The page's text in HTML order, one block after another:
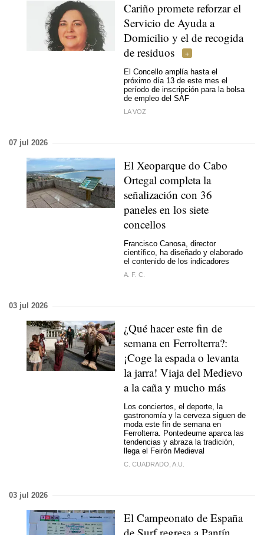
Cariño promete reforzar el
Servicio de Ayuda a
Domicilio y el de recogida
de residuos
El Concello amplía hasta el
próximo día 13 de este mes el
período de inscripción para la bolsa
de empleo del SAF
LA VOZ
07 jul 2026
El Xeoparque do Cabo
Ortegal completa la
señalización con 36
paneles en los siete
concellos
Francisco Canosa, director
científico, ha diseñado y elaborado
el contenido de los indicadores
A. F. C.
03 jul 2026
¿Qué hacer este fin de
semana en Ferrolterra?:
¡Coge la espada o levanta
la jarra! Viaja del Medievo
a la caña y mucho más
Los conciertos, el deporte, la
gastronomía y la cerveza siguen de
moda este fin de semana en
Ferrolterra. Pontedeume aparca las
tendencias y abraza la tradición,
llega el Feirón Medieval
C. CUADRADO, A.U.
03 jul 2026
El Campeonato de España